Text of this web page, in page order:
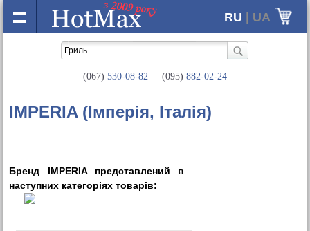
RU | UA
(067) 530-08-82 (095) 882-02-24
IMPERIA (Імперія, Італія)
Бренд IMPERIA представлений в
наступних категорiях товарiв: